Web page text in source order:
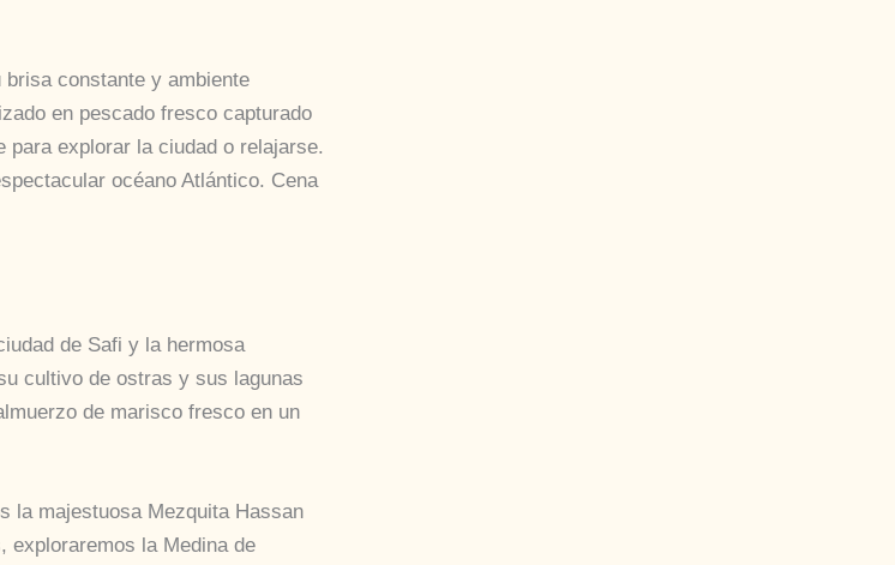
constante y ambiente
en pescado fresco capturado
para explorar la ciudad o relajarse.
océano Atlántico. Cena
de Safi y la hermosa
cultivo de ostras y sus lagunas
de marisco fresco en un
la majestuosa Mezquita Hassan
exploraremos la Medina de